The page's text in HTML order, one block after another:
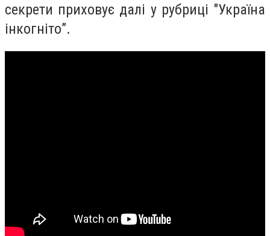
секрети приховує далі у рубриці "Україна
інкогніто”.